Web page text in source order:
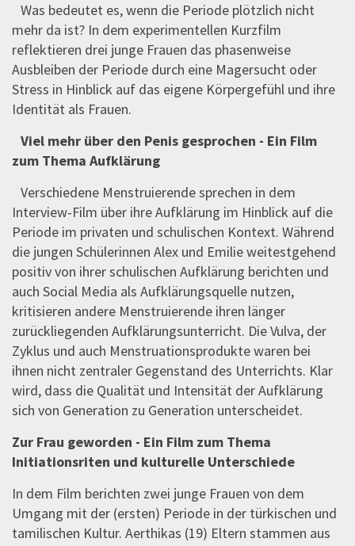
Was bedeutet es, wenn die Periode plötzlich nicht
mehr da ist? In dem experimentellen Kurzfilm
reflektieren drei junge Frauen das phasenweise
Ausbleiben der Periode durch eine Magersucht oder
Stress in Hinblick auf das eigene Körpergefühl und ihre
Identität als Frauen.
Viel mehr über den Penis gesprochen - Ein Film
zum Thema Aufklärung
Verschiedene Menstruierende sprechen in dem
Interview-Film über ihre Aufklärung im Hinblick auf die
Periode im privaten und schulischen Kontext. Während
die jungen Schülerinnen Alex und Emilie weitestgehend
positiv von ihrer schulischen Aufklärung berichten und
auch Social Media als Aufklärungsquelle nutzen,
kritisieren andere Menstruierende ihren länger
zurückliegenden Aufklärungsunterricht. Die Vulva, der
Zyklus und auch Menstruationsprodukte waren bei
ihnen nicht zentraler Gegenstand des Unterrichts. Klar
wird, dass die Qualität und Intensität der Aufklärung
sich von Generation zu Generation unterscheidet.
Zur Frau geworden - Ein Film zum Thema
Initiationsriten und kulturelle Unterschiede
In dem Film berichten zwei junge Frauen von dem
Umgang mit der (ersten) Periode in der türkischen und
tamilischen Kultur. Aerthikas (19) Eltern stammen aus